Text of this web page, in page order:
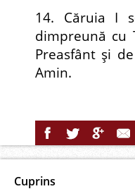
14. Căruia I
dimpreună cu
Preasfânt şi
Amin.
Cuprins